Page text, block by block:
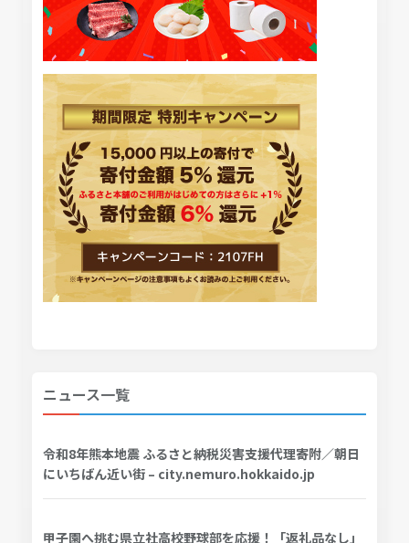
ニュース一覧
令和8年熊本地震 ふるさと納税災害支援代理寄附／朝日
にいちばん近い街 – city.nemuro.hokkaido.jp
甲子園へ挑む県立社高校野球部を応援！「返礼品なし」